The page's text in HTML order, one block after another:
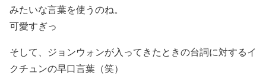
みたいな言葉を使うのね。
可愛すぎっ
そして、ジョンウォンが入ってきたときの台詞に対するイ
クチュンの早口言葉（笑）